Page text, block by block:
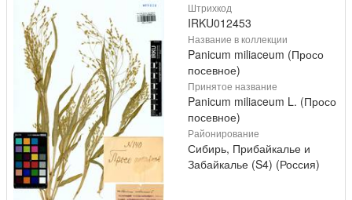
Штрихкод
IRKU012453
Название в коллекции
Panicum miliaceum (Просо
посевное)
Принятое название
Panicum miliaceum L. (Просо
посевное)
Районирование
Сибирь, Прибайкалье и
Забайкалье (S4) (Россия)